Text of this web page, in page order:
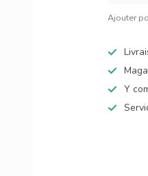
Ajouter
Y